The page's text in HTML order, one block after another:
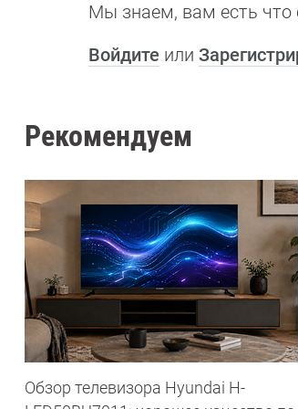
Мы знаем, вам есть что
Войдите или
Рекомендуем
Обзор телевизора Hyundai H-